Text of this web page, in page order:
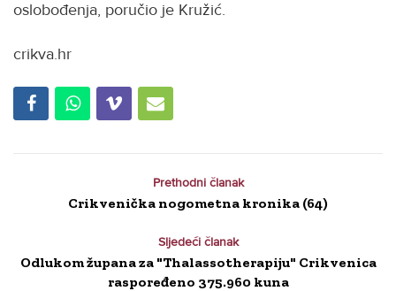
oslobođenja, poručio je Kružić.
crikva.hr
Prethodni članak
Crikvenička nogometna kronika (64)
Sljedeći članak
Odlukom župana za "Thalassotherapiju" Crikvenica
raspoređeno 375.960 kuna